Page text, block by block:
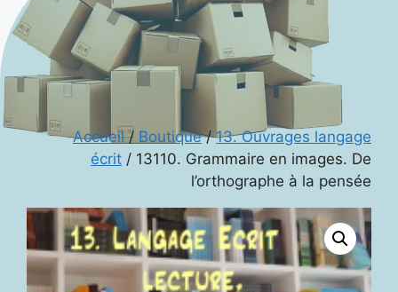
Accueil/ Boutique/13. Ouvrages langage
écrit / 13110. Grammaire en images. De
l’orthographe à la pensée